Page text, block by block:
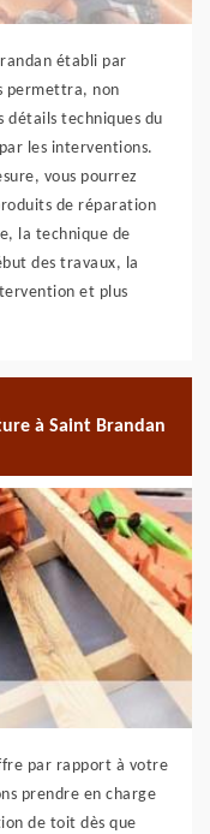
établi par
permettra, non
détails techniques du
les interventions.
vous pourrez
de réparation
la technique de
des travaux, la
et plus
à Saint Brandan
par rapport à votre
prendre en charge
de toit dès que